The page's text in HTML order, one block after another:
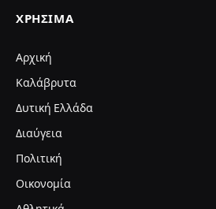
ΧΡΉΣΙΜΑ
Αρχική
Καλάβρυτα
Δυτική Ελλάδα
Διαύγεια
Πολιτική
Οικονομία